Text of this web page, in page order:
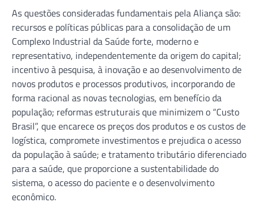
As questões consideradas fundamentais pela Aliança são:
recursos e políticas públicas para a consolidação de um
Complexo Industrial da Saúde forte, moderno e
representativo, independentemente da origem do capital;
incentivo à pesquisa, à inovação e ao desenvolvimento de
novos produtos e processos produtivos, incorporando de
forma racional as novas tecnologias, em benefício da
população; reformas estruturais que minimizem o “Custo
Brasil”, que encarece os preços dos produtos e os custos de
logística, compromete investimentos e prejudica o acesso
da população à saúde; e tratamento tributário diferenciado
para a saúde, que proporcione a sustentabilidade do
sistema, o acesso do paciente e o desenvolvimento
econômico.